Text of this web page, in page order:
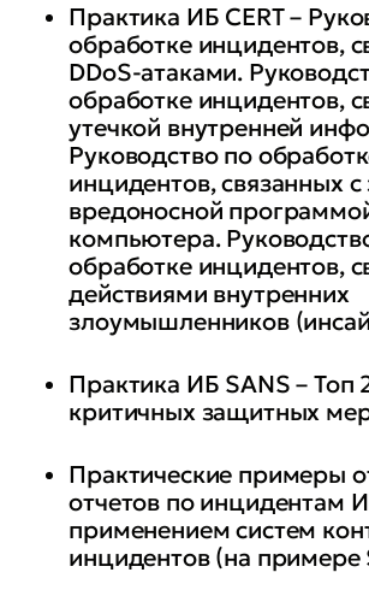
Практика ИБ CERT –
обработке инцидентов,
DDoS-атаками.
обработке инцидентов,
утечкой внутренней
Руководство по
инцидентов, связанных
вредоносной
компьютера.
обработке инцидентов,
действиями внутренних
злоумышленников
Практика ИБ SANS – Топ
критичных защитных
Практические примеры
отчетов по инцидентам
применением систем
инцидентов (на примере